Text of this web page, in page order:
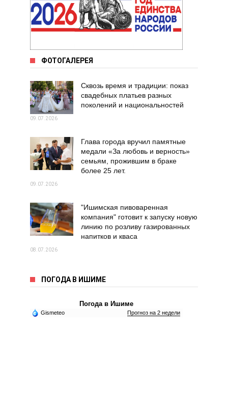
ФОТОГАЛЕРЕЯ
Сквозь время и традиции: показ
свадебных платьев разных
поколений и национальностей
09.07.2026
Глава города вручил памятные
медали «За любовь и верность»
семьям, прожившим в браке
более 25 лет.
09.07.2026
"Ишимская пивоваренная
компания" готовит к запуску новую
линию по розливу газированных
напитков и кваса
08.07.2026
ПОГОДА В ИШИМЕ
Погода в Ишиме
Gismeteo Прогноз на 2 недели